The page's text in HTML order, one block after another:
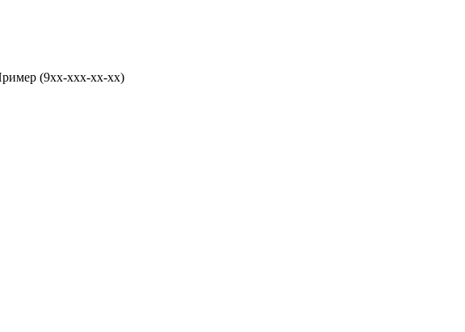
(9хх-ххх-хх-хх)